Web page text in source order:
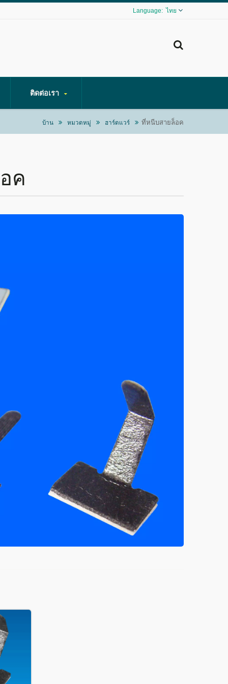
ไทย
ติดต่อเรา
บ้าน หมวดหมู่ ฮาร์ดแวร์ ที่หนีบสายล็อค
ค